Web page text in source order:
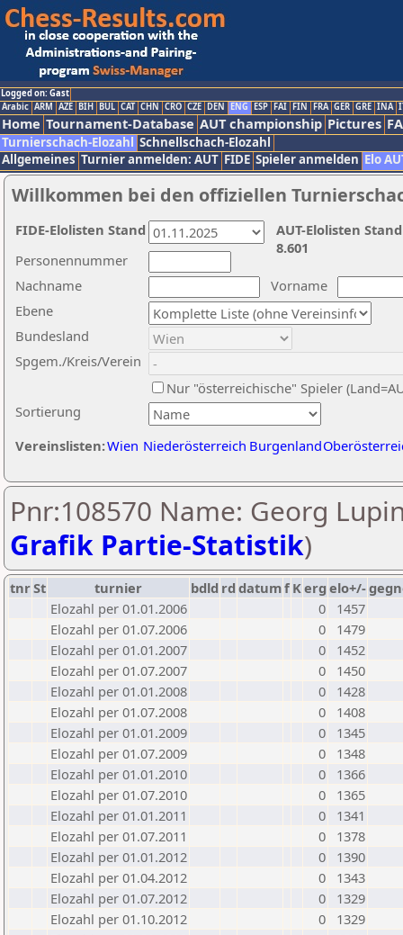
Logged on: Gast
Arabic ARM AZE BIH BUL CAT CHN CRO CZE DEN ENG ESP FAI FIN FRA GER GRE INA
Home Tournament-Database AUT championship Pictures
Turnierschach-Elozahl Schnellschach-Elozahl
Allgemeines Turnier anmelden: AUT FIDE Spieler anmelden Elo
Willkommen bei den offiziellen
Nachname
Vorname
Ebene
Sortierung
Personennummer
Bundesland
Spgem./Kreis/Verein
Nur "österreichische" Spieler
Vereinslisten:Wien Niederösterreich Burgenland
AUT-Elolisten
8.601
FIDE-Elolisten Stand
Pnr:108570 Name: Georg
Grafik Partie-Statistik)
tnrSt turnier bdld rd datumf Kerg elo+/-
Elozahl per 01.01.2006
0
1457
Elozahl per 01.07.2006
0
1479
Elozahl per 01.01.2007
0
1452
Elozahl per 01.07.2007
0
1450
Elozahl per 01.01.2008
0
1428
Elozahl per 01.07.2008
0
1408
Elozahl per 01.01.2009
0
1345
Elozahl per 01.07.2009
0
1348
Elozahl per 01.01.2010
0
1366
Elozahl per 01.07.2010
0
1365
Elozahl per 01.01.2011
0
1341
Elozahl per 01.07.2011
0
1378
Elozahl per 01.01.2012
0
1390
Elozahl per 01.04.2012
0
1343
Elozahl per 01.07.2012
0
1329
Elozahl per 01.10.2012
0
1329